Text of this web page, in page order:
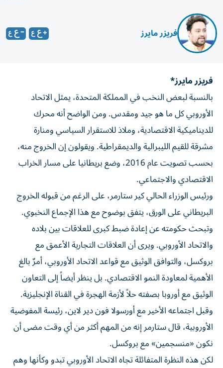
فريزر مايرز
فريزر مايرز*
بالنسبة لبعض النخب في المملكة المتحدة، يمثل الاتحاد
الأوروبي كل ما هو جيد ومقدس. ومن الواضح أنه محرك
للديناميكية الاقتصادية، وملاذ للاستقرار السياسي ومنارة
مشرقة للقيم الليبرالية والديمقراطية. ويقولون إن الخروج منه،
بحسب تصويت عام 2016، وضع بريطانيا على مسار الخراب
الاقتصادي والاجتماعي.
ورئيس الوزراء الحالي كير ستارمر، على الرغم من قبوله الخروج
البريطاني على الورق، يتفق بوضوح مع هذا الإجماع النخبوي.
وتبحث حكومته عن إعادة ضبط كبرى للعلاقات بين بلاده
والاتحاد الأوروبي. ويرى أن العلاقات التجارية الأعمق مع
بروكسل، والتوافق الوثيق مع قواعد الاتحاد الأوروبي، أمرٌ بالغ
الأهمية لمعاودة النمو الاقتصادي. بل ينظر أيضاً إلى التعاون
الوثيق مع أوروبا بصفته حلاً لأزمة الهجرة في القناة الإنجليزية.
وقبل اجتماعه الأخير مع أورسولا فون دير لاين، رئيسة المفوضية
الأوروبية، قال ستارمر إنه من المهم أكثر من أي وقت مضى أن
نكون «منسجمين» مع بروكسل.
لكن هذه النظرة المتفائلة تجاه الاتحاد الأوروبي تبدو وكأنها وهم